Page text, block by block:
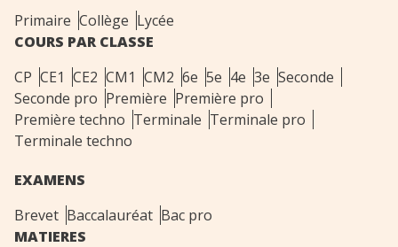
Primaire Collège Lycée
COURS PAR CLASSE
CP CE1 CE2 CM1 CM2 6e 5e 4e 3e Seconde
Seconde pro Première Première pro
Première techno Terminale Terminale pro
Terminale techno
EXAMENS
Brevet Baccalauréat Bac pro
MATIERES